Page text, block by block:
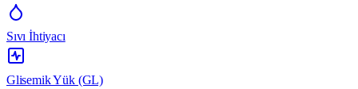
Sıvı İhtiyacı
Glisemik Yük (GL)